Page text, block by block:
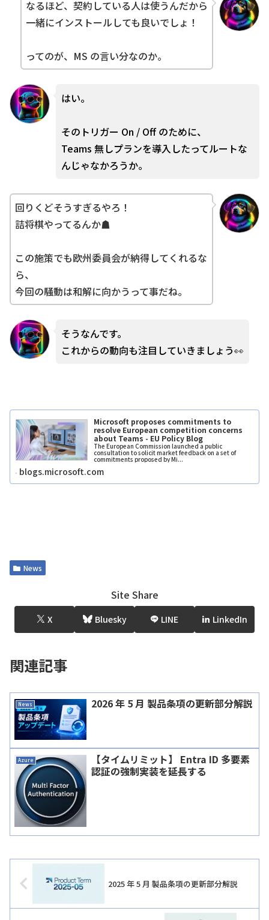
なるほど、契約している人は使うんだから
一緒にインストールしても良いでしょ！
ってのが、MS の言い分なのか。
はい。
そのトリガー On / Off のために、
Teams 無しプランを導入したってルートな
んじゃなかろうか。
回りくどそうすぎるやろ！
詰将棋やってるんか☗
この施策でも欧州委員会が納得してくれるな
ら、
今回の騒動は和解に向かうって事だね。
そうなんです。
これからの動向も注目していきましょう👀
Microsoft proposes commitments to
resolve European competition concerns
about Teams - EU Policy Blog
The European Commission launched a public
consultation to solicit market feedback on a set of
commitments proposed by Mi...
blogs.microsoft.com
News
Site Share
X Bluesky LINE LinkedIn
関連記事
News 2026 年 5 月 製品条項の更新部分解説
Azure
【タイムリミット】 Entra ID 多要素
認証の強制実装を延長する
2025 年 5 月 製品条項の更新部分解説